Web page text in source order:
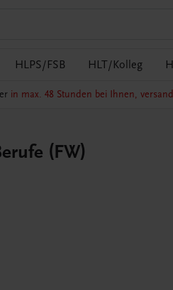
HLPS/FSB HLT/Kolleg
in max. 48 Stunden bei Ihnen,
(FW)